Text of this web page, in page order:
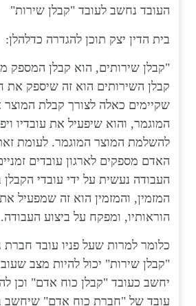
העובד נחשב לעובד "קבלן שירות"
בית הדין יצק תוכן להגדרה כדלהלן:
"קבלן שירותים, הוא קבלן המספק
קבלן השירותים הוא זה שיספק את
שקיימים כאלה לצורך קבלת המוצר
המוגמר, והוא שיפעיל את עובדיו
להשלמת המוצר המוגמר. לעומת
האדם מספקים לארגון עובדים
העבודה נעשית על ידי עובדי
המזמין, והמזמין הוא זה שמפעיל
הוראותיו, ומפקח על ביצוע
כלומר למרות שעל פניו עובד חברת
"קבלן שירות" יכול להיות מצב
יחשב כעובד "קבלן כוח אדם" וכן
עובד של "חברת כוח אדם" שיחשב